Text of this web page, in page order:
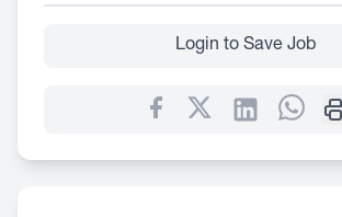
Login to Save Job